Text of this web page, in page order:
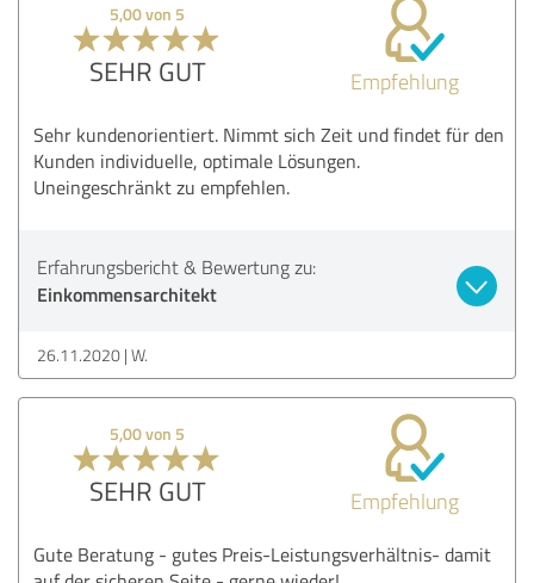
5,00 von 5
SEHR GUT Empfehlung
Sehr kundenorientiert. Nimmt sich Zeit und findet für den
Kunden individuelle, optimale Lösungen.
Uneingeschränkt zu empfehlen.
Erfahrungsbericht & Bewertung zu:
Einkommensarchitekt
26.11.2020 W.
5,00 von 5
SEHR GUT Empfehlung
Gute Beratung - gutes Preis-Leistungsverhältnis- damit